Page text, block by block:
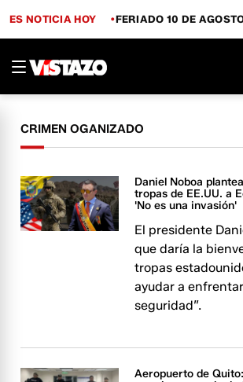
ES NOTICIA HOY FERIADO 10 DE
CRIMEN OGANIZADO
Daniel Noboa
tropas de EE.UU. a
'No es una invasión'
El presidente
que daría la
tropas
ayudar a
seguridad”.
Aeropuerto de